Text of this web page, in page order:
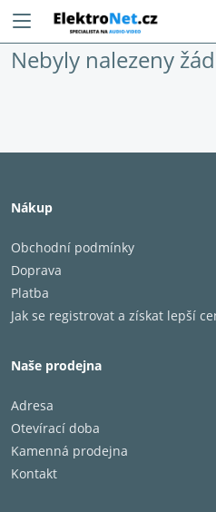
Nebyly nalezeny
Nákup
Obchodní podmínky
Doprava
Platba
Jak se registrovat a získat lepší
Naše prodejna
Adresa
Otevírací doba
Kamenná prodejna
Kontakt